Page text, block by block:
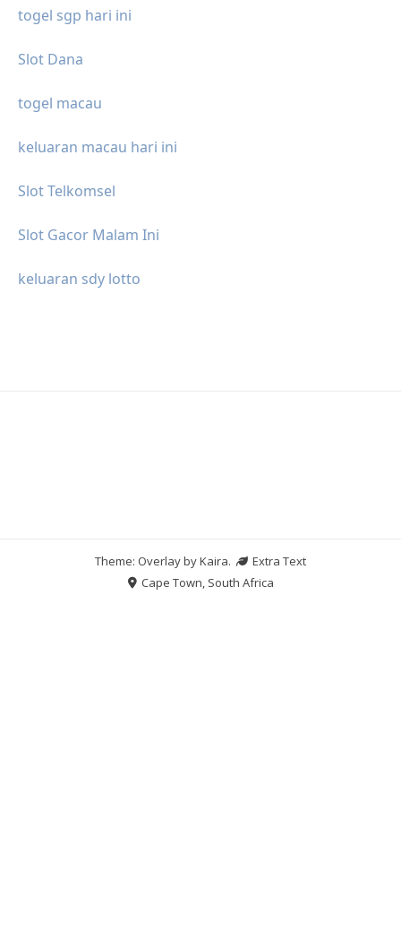
togel sgp hari ini
Slot Dana
togel macau
keluaran macau hari ini
Slot Telkomsel
Slot Gacor Malam Ini
keluaran sdy lotto
Theme: Overlay byKaira.
Extra Text
Cape Town, South Africa